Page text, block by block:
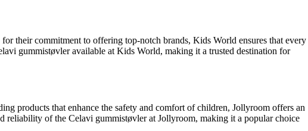
their commitment to offering top-notch brands, Kids World ensures that every
gummistøvler available at Kids World, making it a trusted destination for
products that enhance the safety and comfort of children, Jollyroom offers an
reliability of the Celavi gummistøvler at Jollyroom, making it a popular choice